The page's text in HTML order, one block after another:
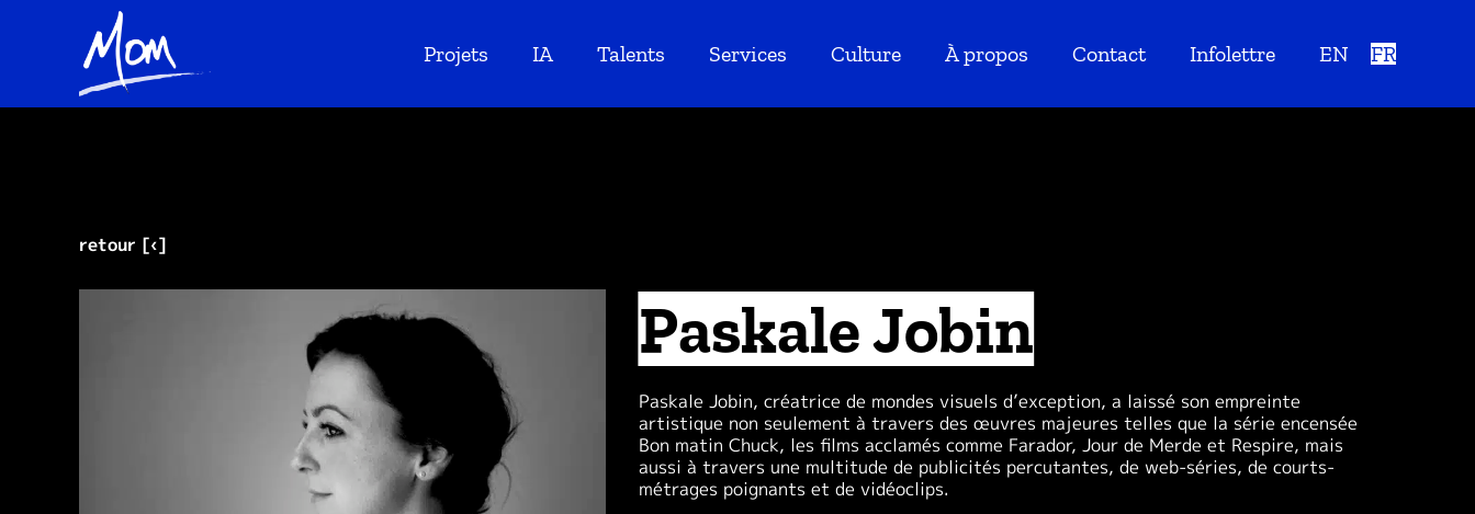
Projets IA Talents Services Culture À propos Contact Infolettre EN FR
retour [‹]
Paskale Jobin
Paskale Jobin, créatrice de mondes visuels d’exception, a laissé son empreinte
artistique non seulement à travers des œuvres majeures telles que la série encensée
Bon matin Chuck, les films acclamés comme Farador, Jour de Merde et Respire, mais
aussi à travers une multitude de publicités percutantes, de web-séries, de courts-
métrages poignants et de vidéoclips.